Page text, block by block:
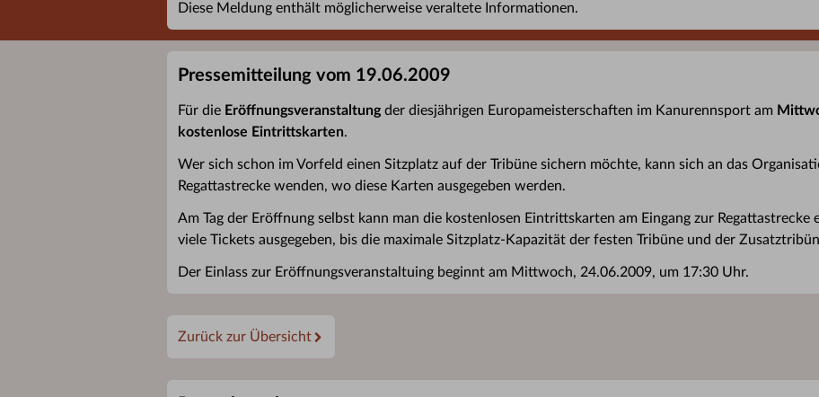
Diese Meldung enthält möglicherweise veraltete Informationen.
Pressemitteilung vom 19.06.2009
Für die Eröffnungsveranstaltungder diesjährigen Europameisterschaften im Kanurennsport am
kostenlose Eintrittskarten.
Wer sich schon im Vorfeld einen Sitzplatz auf der Tribüne sichern möchte, kann sich an das
Regattastrecke wenden, wo diese Karten ausgegeben werden.
Am Tag der Eröffnung selbst kann man die kostenlosen Eintrittskarten am Eingang zur Regattastrecke
viele Tickets ausgegeben, bis die maximale Sitzplatz-Kapazität der festen Tribüne und der
Der Einlass zur Eröffnungsveranstaltuing beginnt am Mittwoch, 24.06.2009, um 17:30 Uhr.
Zurück zur Übersicht